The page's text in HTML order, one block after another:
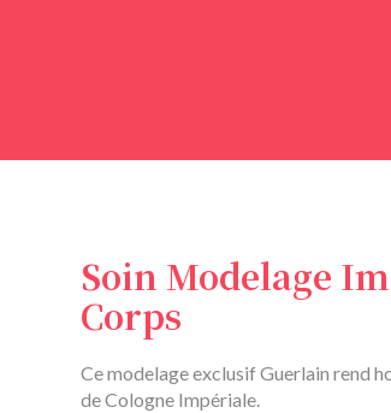
Soin Modelage
Corps
Ce modelage exclusif Guerlain rend
de Cologne Impériale.